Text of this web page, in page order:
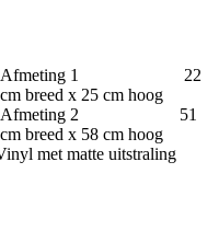
Afmeting 1 22
cm breed x 25 cm hoog
Afmeting 2 51
cm breed x 58 cm hoog
uitstraling